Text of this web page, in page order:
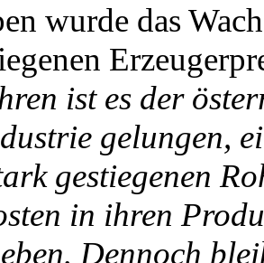
wurde das
ist es der
gelungen,
gestiegenen
in ihren
Dennoch